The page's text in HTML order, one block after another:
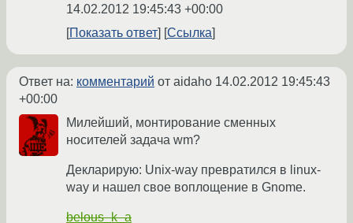
14.02.2012 19:45:43 +00:00
Показать ответ
Ссылка
Ответ на: комментарий от aidaho 14.02.2012 19:45:43
+00:00
Милейший, монтирование сменных
носителей задача wm?
Декларирую: Unix-way превратился в linux-
way и нашел свое воплощение в Gnome.
belous_k_a